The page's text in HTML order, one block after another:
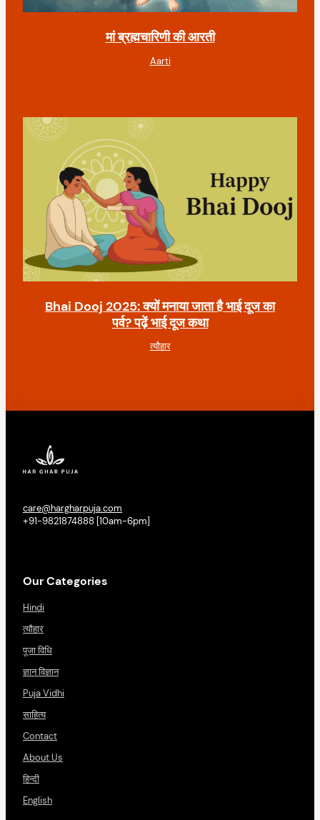
मां ब्रह्मचारिणी की आरती
Aarti
Bhai Dooj 2025: क्यों मनाया जाता है भाई दूज का
पर्व? पढ़ें भाई दूज कथा
त्यौहार
care@hargharpuja.com
+91-9821874888 [10am-6pm]
Our Categories
Hindi
त्यौहार
पूजा विधि
ज्ञान विज्ञान
Puja Vidhi
साहित्य
Contact
About Us
हिन्दी
English